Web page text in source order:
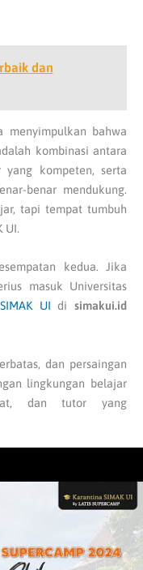
dan
bahwa
kombinasi antara
kompeten, serta
benar mendukung.
tapi tempat tumbuh
UI.
kedua. Jika
masuk Universitas
UI disimakui.id
dan persaingan
lingkungan belajar
dan tutor yang
resmi kami di
Jadikan SIMAK UI